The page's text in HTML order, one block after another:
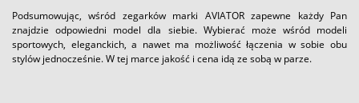
Podsumowując, wśród zegarków marki AVIATOR zapewne każdy Pan
znajdzie odpowiedni model dla siebie. Wybierać może wśród modeli
sportowych, eleganckich, a nawet ma możliwość łączenia w sobie obu
stylów jednocześnie. W tej marce jakość i cena idą ze sobą w parze.